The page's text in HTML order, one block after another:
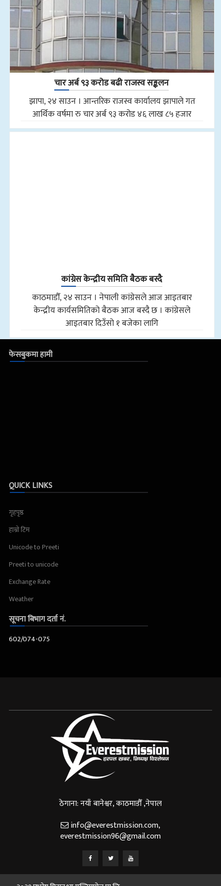
चार अर्ब ९३ करोड बढी राजस्व सङ्कलन
झापा, २४ साउन । आन्तरिक राजस्व कार्यालय झापाले गत
आर्थिक वर्षमा रु चार अर्ब ९३ करोड ४६ लाख ८५ हजार
कांग्रेस केन्द्रीय समिति बैठक बस्दै
काठमाडौँ, २४ साउन । नेपाली कांग्रेसले आज आइतबार
केन्द्रीय कार्यसमितिको बैठक आज बस्दै छ । कांग्रेसले
आइतबार दिउँसो १ बजेका लागि
फेसबुकमा हामी
QUICK LINKS
गृहपृष्ठ
हाम्रो टिम
Unicode to Preeti
Preeti to unicode
Exchange Rate
Weather
सूचना बिभाग दर्ता नं.
602/074-075
ठेगाना: नयाँ बानेश्वर, काठमाडौँ ,नेपाल
info@everestmission.com,
everestmission96@gmail.com